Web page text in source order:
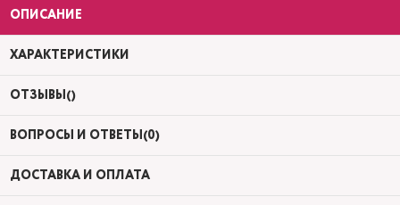
ОПИСАНИЕ
ХАРАКТЕРИСТИКИ
ОТЗЫВЫ()
ВОПРОСЫ И ОТВЕТЫ(0)
ДОСТАВКА И ОПЛАТА